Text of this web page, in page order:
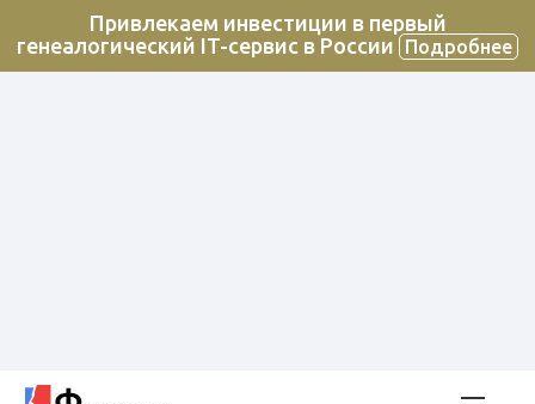
Привлекаем инвестиции в первый
генеалогический IT-сервис в России
Подробнее